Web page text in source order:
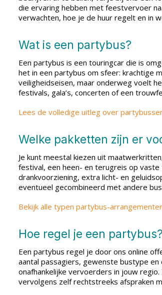
die ervaring hebben met feestvervoer
verwachten, hoe je de huur regelt en in
Wat is een partybus?
Een partybus is een touringcar die is
het in een partybus om sfeer: krachtige
veiligheidseisen, maar onderweg voelt
festivals, gala’s, concerten of een
Lees de volledige uitleg over
Welke pakketten zijn er
Je kunt meestal kiezen uit
festival, een heen- en terugreis op
drankvoorziening, extra licht- en
eventueel gecombineerd met andere
Bekijk alle typen partybus-
Hoe regel je een partybus?
Een partybus regel je door ons online
aantal passagiers, gewenste bustype
onafhankelijke vervoerders in jouw
vervolgens zelf rechtstreeks afspraken